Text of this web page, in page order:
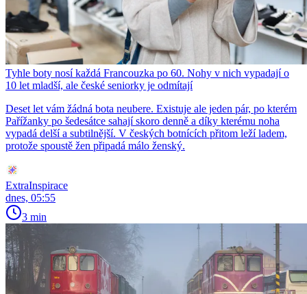
Tyhle boty nosí každá Francouzka po 60. Nohy v nich vypadají o
10 let mladší, ale české seniorky je odmítají
Deset let vám žádná bota neubere. Existuje ale jeden pár, po kterém
Pařížanky po šedesátce sahají skoro denně a díky kterému noha
vypadá delší a subtilnější. V českých botnících přitom leží ladem,
protože spoustě žen připadá málo ženský.
ExtraInspirace
dnes, 05:55
3 min